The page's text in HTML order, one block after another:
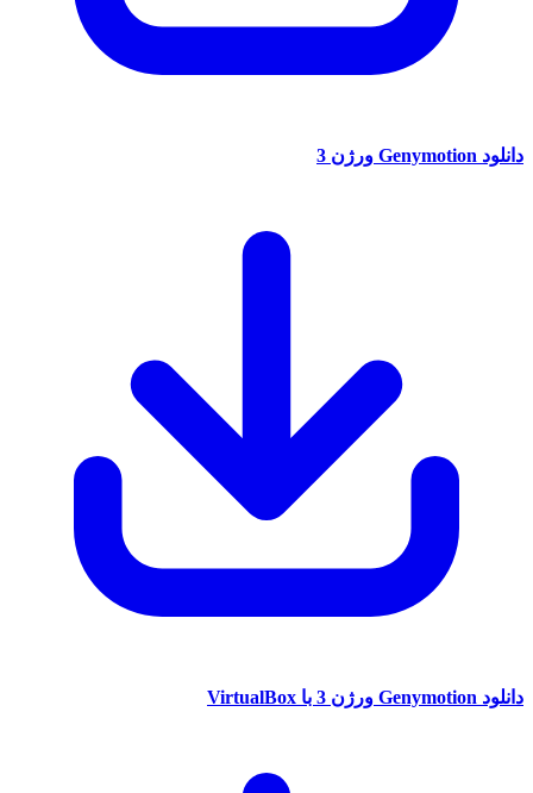
Genymotion ورژن 3
Genymotion ورژن 3 با VirtualBox